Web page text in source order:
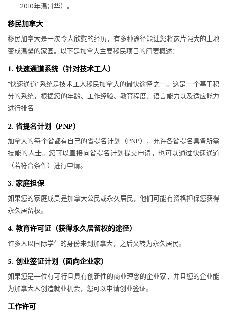
2010年温哥华）。
移民加拿大
移民加拿大是一次令人欣慰的经历，有多种途径能让您将这片强大的土地
变成温馨的家园。以下是加拿大主要移民项目的简要概述：
1. 快速通道系统（针对技术工人）
“快速通道”系统是技术工人移民加拿大的最快途径之一。这是一个基于积
分的系统，根据您的年龄、工作经验、教育程度、语言能力以及适应能力
进行排名……
2. 省提名计划（PNP）
加拿大的每个省都有自己的省提名计划（PNP），允许各省提名具备所需
技能的人士。您可以直接向省提名计划提交申请，也可以通过快速通道
（若符合条件）进行申请。
3. 家庭担保
如果您的家庭成员是加拿大公民或永久居民，他们可能有资格担保您获得
永久居留权。
4. 教育许可证（获得永久居留权的途径）
许多人以国际学生的身份来到加拿大，之后又转为永久居民。
5. 创业签证计划（面向企业家）
如果您是一位有可行且具有创新性的商业理念的企业家，并且您的企业能
为加拿大人创造就业机会，您可以申请创业签证。
工作许可